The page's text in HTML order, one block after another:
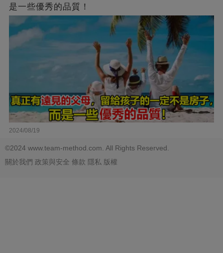
是一些優秀的品質！
2024/08/19
©2024 www.team-method.com. All Rights Reserved.
關於我們 政策與安全 條款 隱私 版權